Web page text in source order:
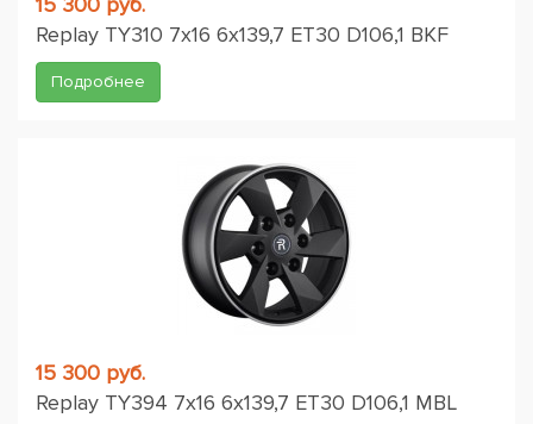
Replay TY310 7x16 6x139,7 ET30 D106,1 BKF
Подробнее
15 300 руб.
Replay TY394 7x16 6x139,7 ET30 D106,1 MBL